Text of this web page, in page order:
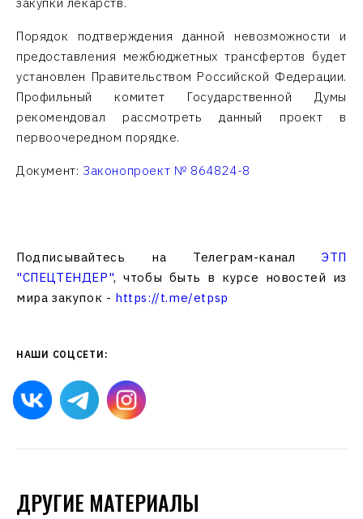
Порядок подтверждения данной невозможности и
предоставления межбюджетных трансфертов будет
установлен Правительством Российской Федерации.
Профильный комитет Государственной Думы
рекомендовал рассмотреть данный проект в
первоочередном порядке.
Документ: Законопроект № 864824-8
Подписывайтесь на Телеграм-каналЭТП
"СПЕЦТЕНДЕР", чтобы быть в курсе новостей из
мира закупок - https://t.me/etpsp
НАШИ СОЦСЕТИ:
ДРУГИЕ МАТЕРИАЛЫ